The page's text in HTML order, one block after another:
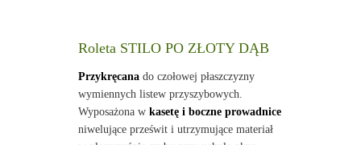
Roleta STILO PO ZŁOTY DĄB
Przykręcanado czołowej płaszczyzny
wymiennych listew przyszybowych.
Wyposażona w kasetę i boczne prowadnice
niwelujące prześwit i utrzymujące materiał